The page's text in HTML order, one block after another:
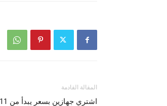
المقالة القادمة